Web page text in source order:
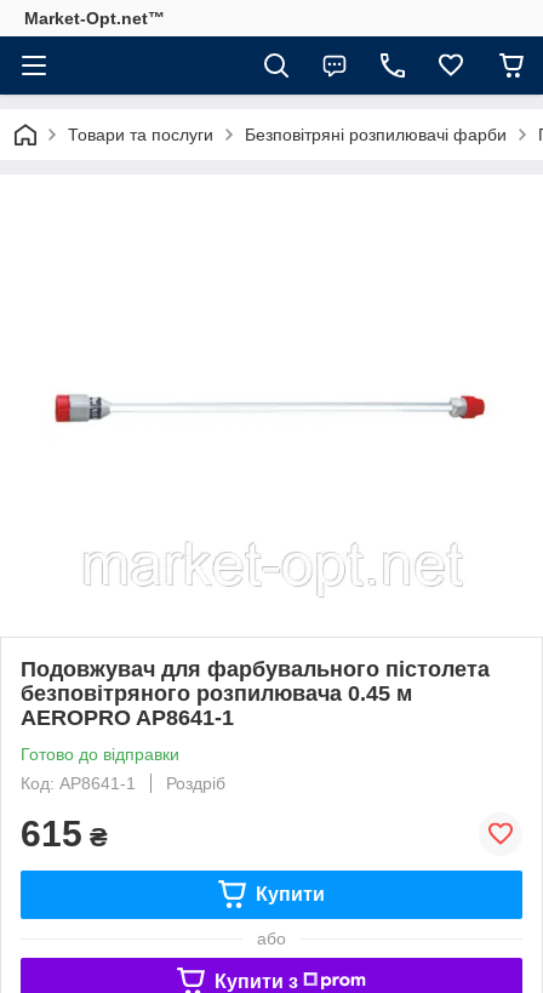
Market-Opt.net™
Товари та послуги Безповітряні розпилювачі фарби
Подовжувач для фарбувального пістолета
безповітряного розпилювача 0.45 м
AEROPRO AP8641-1
Готово до відправки
Код: AP8641-1
Роздріб
615 ₴
Купити
або
Купити з